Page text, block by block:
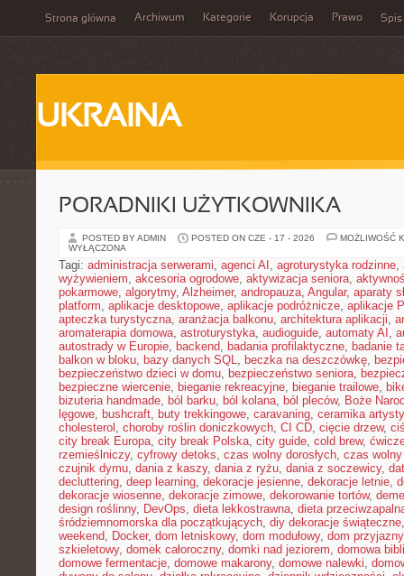
Strona główna Archiwum Kategorie Korupcja Prawo Spis
UKRAINA
PORADNIKI UŻYTKOWNIKA
POSTED BY ADMIN POSTED ON CZE - 17 - 2026
MOŻLIWOŚĆ
WYŁĄCZONA
Tagi: administracja serwerami, agenci AI , agroturystyka rodzinne,
wyżywieniem, akcesoria ogrodowe, aktywizacja seniora,
pokarmowe, algorytmy, Alzheimer, andropauza, Angular, aparaty
platform, aplikacje desktopowe, aplikacje podróżnicze, aplikacje
apteczka turystyczna, aranżacja balkonu, architektura aplikacji,
aromaterapia domowa, astroturystyka, audioguide, automaty AI ,
autostrady w Europie, backend, badania profilaktyczne, badanie
balkon w bloku, bazy danych SQL, beczka na deszczówkę,
bezpieczeństwo dzieci w domu, bezpieczeństwo seniora,
bezpieczne wiercenie, bieganie rekreacyjne, bieganie trailowe,
bizuteria handmade, ból barku, ból kolana, ból pleców, Boże
lęgowe, bushcraft, buty trekkingowe, caravaning, ceramika
cholesterol , choroby roślin doniczkowych, CI CD, cięcie drzew,
city break Europa, city break Polska, city guide, cold brew,
rzemieślniczy, cyfrowy detoks, czas wolny dorosłych, czas
czujnik dymu, dania z kaszy, dania z ryżu, dania z soczewicy,
decluttering, deep learning, dekoracje jesienne, dekoracje letnie,
dekoracje wiosenne, dekoracje zimowe, dekorowanie tortów,
design roślinny, DevOps, dieta lekkostrawna, dieta
śródziemnomorska dla początkujących, diy dekoracje świąteczne
weekend, Docker, dom letniskowy, dom modułowy, dom
szkieletowy, domek całoroczny, domki nad jeziorem, domowa
domowe fermentacje, domowe makarony, domowe nalewki,